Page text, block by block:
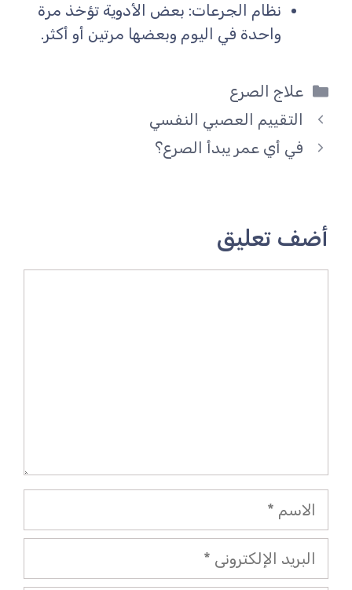
نظام الجرعات: بعض الأدوية تؤخذ مرة
واحدة في اليوم وبعضها مرتين أو أكثر.
التصنيفات
علاج الصرع
التقييم العصبي النفسي
في أي عمر يبدأ الصرع؟
أضف تعليق
الاسم
البريد
الإلكتروني